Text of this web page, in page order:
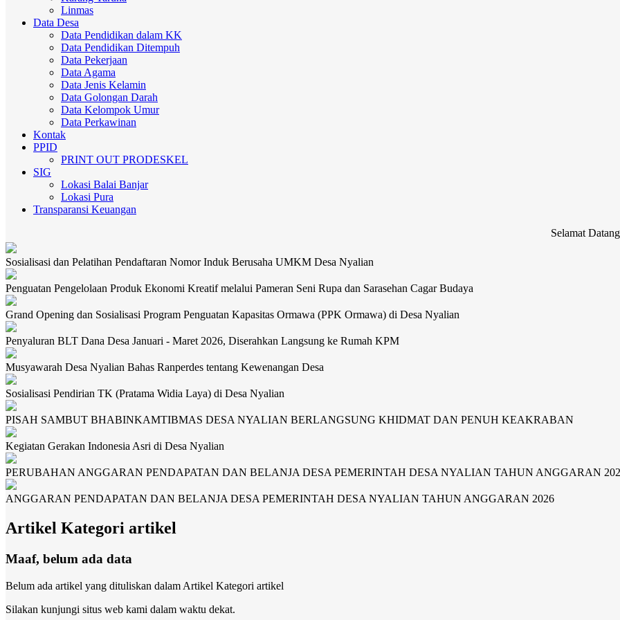
Linmas
Data Desa
Data Pendidikan dalam KK
Data Pendidikan Ditempuh
Data Pekerjaan
Data Agama
Data Jenis Kelamin
Data Golongan Darah
Data Kelompok Umur
Data Perkawinan
Kontak
PPID
PRINT OUT PRODESKEL
SIG
Lokasi Balai Banjar
Lokasi Pura
Transparansi Keuangan
Selamat Datang di
Sosialisasi dan Pelatihan Pendaftaran Nomor Induk Berusaha UMKM Desa Nyalian
Penguatan Pengelolaan Produk Ekonomi Kreatif melalui Pameran Seni Rupa dan Sarasehan Cagar Budaya
Grand Opening dan Sosialisasi Program Penguatan Kapasitas Ormawa (PPK Ormawa) di Desa Nyalian
Penyaluran BLT Dana Desa Januari - Maret 2026, Diserahkan Langsung ke Rumah KPM
Musyawarah Desa Nyalian Bahas Ranperdes tentang Kewenangan Desa
Sosialisasi Pendirian TK (Pratama Widia Laya) di Desa Nyalian
PISAH SAMBUT BHABINKAMTIBMAS DESA NYALIAN BERLANGSUNG KHIDMAT DAN PENUH KEAKRABAN
Kegiatan Gerakan Indonesia Asri di Desa Nyalian
PERUBAHAN ANGGARAN PENDAPATAN DAN BELANJA DESA PEMERINTAH DESA NYALIAN TAHUN ANGGARAN
ANGGARAN PENDAPATAN DAN BELANJA DESA PEMERINTAH DESA NYALIAN TAHUN ANGGARAN 2026
Artikel Kategori artikel
Maaf, belum ada data
Belum ada artikel yang dituliskan dalam Artikel Kategori artikel
Silakan kunjungi situs web kami dalam waktu dekat.